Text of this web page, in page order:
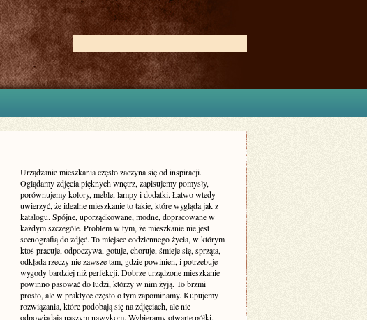
Urządzanie mieszkania często zaczyna się od inspiracji.
Oglądamy zdjęcia pięknych wnętrz, zapisujemy pomysły,
porównujemy kolory, meble, lampy i dodatki. Łatwo wtedy
uwierzyć, że idealne mieszkanie to takie, które wygląda jak z
katalogu. Spójne, uporządkowane, modne, dopracowane w
każdym szczególe. Problem w tym, że mieszkanie nie jest
scenografią do zdjęć. To miejsce codziennego życia, w którym
ktoś pracuje, odpoczywa, gotuje, choruje, śmieje się, sprząta,
odkłada rzeczy nie zawsze tam, gdzie powinien, i potrzebuje
wygody bardziej niż perfekcji. Dobrze urządzone mieszkanie
powinno pasować do ludzi, którzy w nim żyją. To brzmi
prosto, ale w praktyce często o tym zapominamy. Kupujemy
rozwiązania, które podobają się na zdjęciach, ale nie
odpowiadają naszym nawykom. Wybieramy otwarte półki,